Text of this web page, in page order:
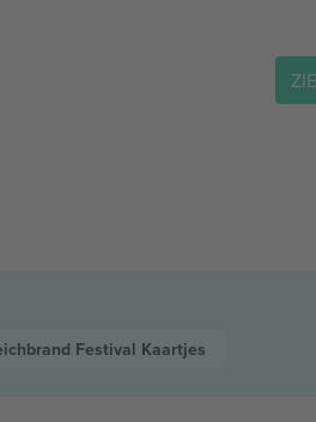
Festival Kaartjes